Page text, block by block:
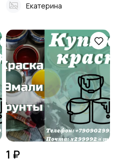
Екатерина
1 ₽